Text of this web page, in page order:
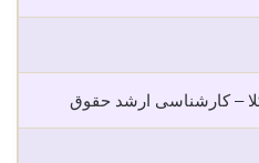
– کارشناسی ارشد حقوق